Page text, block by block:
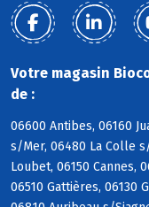
Votre magasin
de :
06600 Antibes, 06160
s/Mer, 06480 La Colle
Loubet, 06150 Cannes,
06510 Gattières, 06130